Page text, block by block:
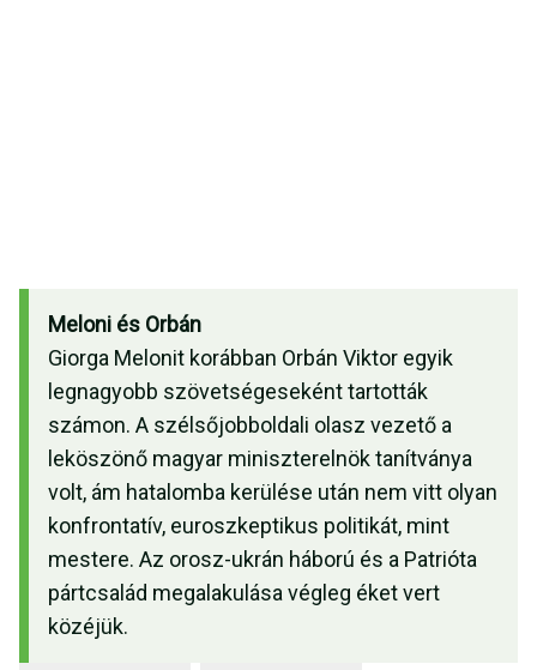
Meloni és Orbán
Giorga Melonit korábban Orbán Viktor egyik
legnagyobb szövetségeseként tartották
számon. A szélsőjobboldali olasz vezető a
leköszönő magyar miniszterelnök tanítványa
volt, ám hatalomba kerülése után nem vitt olyan
konfrontatív, euroszkeptikus politikát, mint
mestere. Az orosz-ukrán háború és a Patrióta
pártcsalád megalakulása végleg éket vert
közéjük.